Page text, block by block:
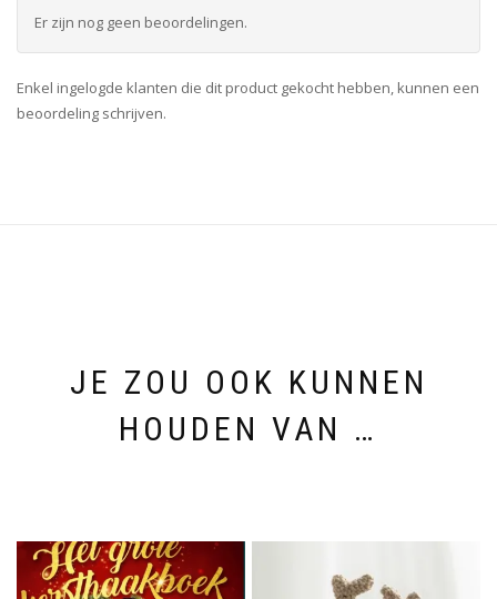
Er zijn nog geen beoordelingen.
Enkel ingelogde klanten die dit product gekocht hebben, kunnen een
beoordeling schrijven.
JE ZOU OOK KUNNEN
HOUDEN VAN …